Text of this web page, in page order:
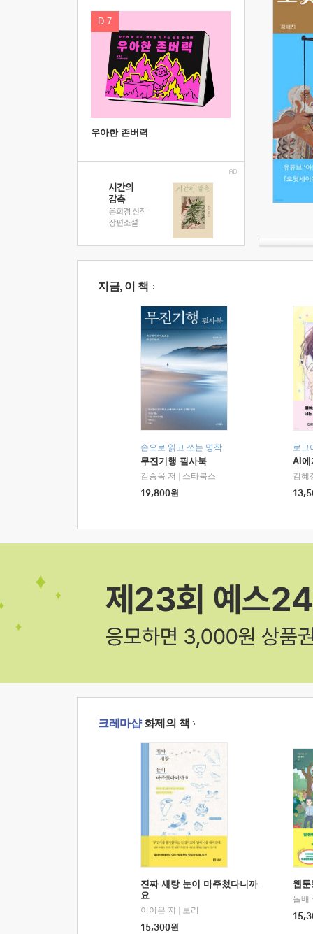
D-7
우아한 존버력
지금, 이 책
손으로 읽고 쓰는 명작
무진기행 필사북
김승옥 저
스타북스
19,800원
로그
AI에
김혜
크레마샵화제의 책
진짜 새랑 눈이 마주쳤다니까
요
이이은 저
보리
15,300원
웹
돌배